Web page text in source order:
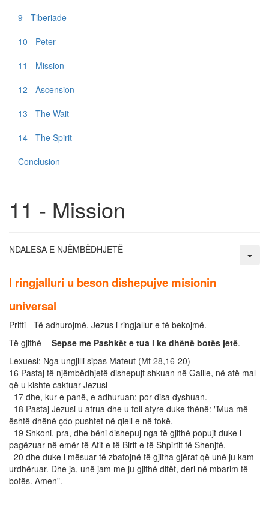
9 - Tiberiade
10 - Peter
11 - Mission
12 - Ascension
13 - The Wait
14 - The Spirit
Conclusion
11 - Mission
NDALESA E NJËMBËDHJETË
I ringjalluri u beson dishepujve misionin
universal
Prifti - Të adhurojmë, Jezus i ringjallur e të bekojmë.
Të gjithë - Sepse me Pashkët e tua i ke dhënë botës jetë.
Lexuesi: Nga ungjilli sipas Mateut (Mt 28,16-20)
16 Pastaj të njëmbëdhjetë dishepujt shkuan në Galile, në atë mal
që u kishte caktuar Jezusi
17 dhe, kur e panë, e adhuruan; por disa dyshuan.
18 Pastaj Jezusi u afrua dhe u foli atyre duke thënë: "Mua më
është dhënë çdo pushtet në qiell e në tokë.
19 Shkoni, pra, dhe bëni dishepuj nga të gjithë popujt duke i
pagëzuar në emër të Atit e të Birit e të Shpirtit të Shenjtë,
20 dhe duke i mësuar të zbatojnë të gjitha gjërat që unë ju kam
urdhëruar. Dhe ja, unë jam me ju gjithë ditët, deri në mbarim të
botës. Amen".